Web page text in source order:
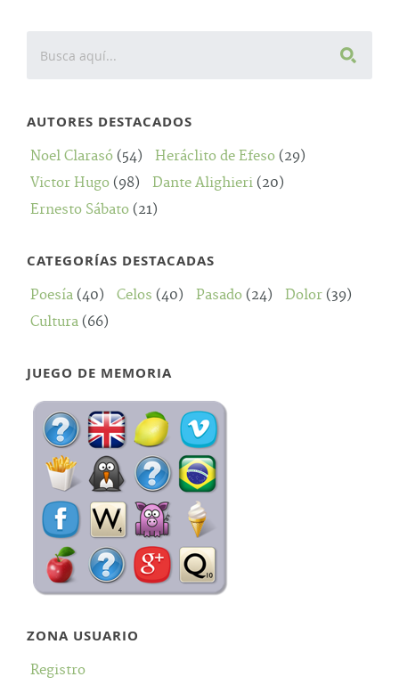
AUTORES DESTACADOS
Noel Clarasó (54) Heráclito de Efeso (29)
Victor Hugo (98) Dante Alighieri (20)
Ernesto Sábato (21)
CATEGORÍAS DESTACADAS
Poesía (40) Celos (40) Pasado (24) Dolor (39)
Cultura (66)
JUEGO DE MEMORIA
ZONA USUARIO
Registro